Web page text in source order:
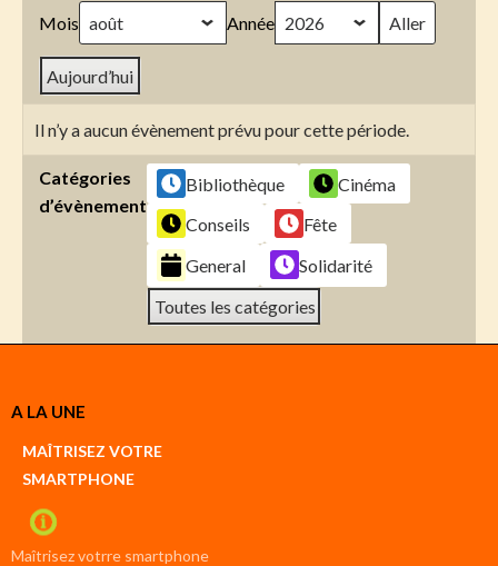
Mois Année
Aujourd’hui
Il n’y a aucun évènement prévu pour cette période.
Catégories
d’évènement
Bibliothèque
Cinéma
Conseils
Fête
General
Solidarité
Toutes les catégories
Créer
compte
compte
A LA UNE
MAÎTRISEZ VOTRE
SMARTPHONE
Maîtrisez votrre smartphone